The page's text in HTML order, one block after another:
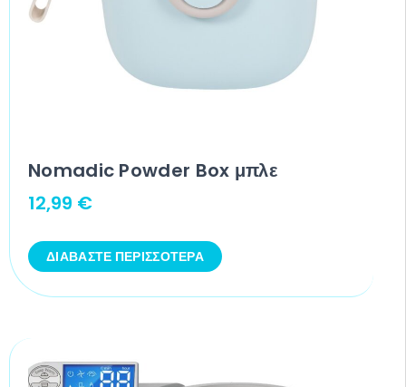
Nomadic Powder Box μπλε
12,99 €
ΔΙΑΒΆΣΤΕ ΠΕΡΙΣΣΌΤΕΡΑ